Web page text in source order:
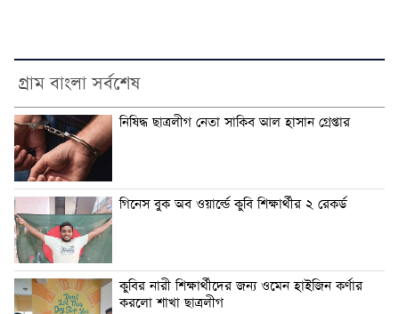
গ্রাম বাংলা সর্বশেষ
নিষিদ্ধ ছাত্রলীগ নেতা সাকিব আল হাসান গ্রেপ্তার
গিনেস বুক অব ওয়ার্ল্ডে কুবি শিক্ষার্থীর ২ রেকর্ড
কুবির নারী শিক্ষার্থীদের জন্য ওমেন হাইজিন কর্ণার
করলো শাখা ছাত্রলীগ